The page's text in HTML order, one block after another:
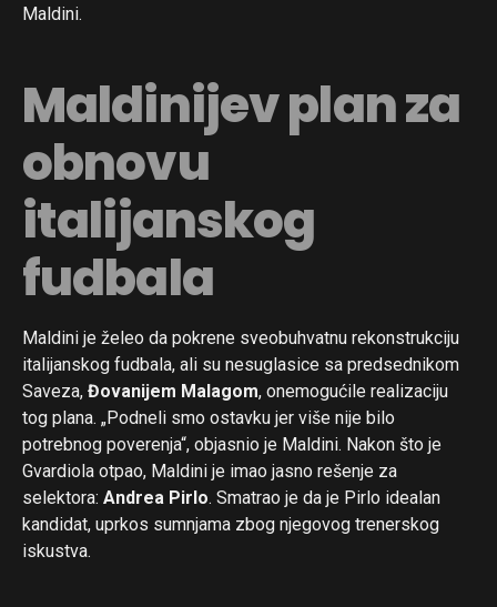
Maldini.
Maldinijev plan za
obnovu
italijanskog
fudbala
Maldini je želeo da pokrene sveobuhvatnu rekonstrukciju
italijanskog fudbala, ali su nesuglasice sa predsednikom
Saveza, Đovanijem Malagom, onemogućile realizaciju
tog plana. „Podneli smo ostavku jer više nije bilo
potrebnog poverenja“, objasnio je Maldini. Nakon što je
Gvardiola otpao, Maldini je imao jasno rešenje za
selektora: Andrea Pirlo. Smatrao je da je Pirlo idealan
kandidat, uprkos sumnjama zbog njegovog trenerskog
iskustva.